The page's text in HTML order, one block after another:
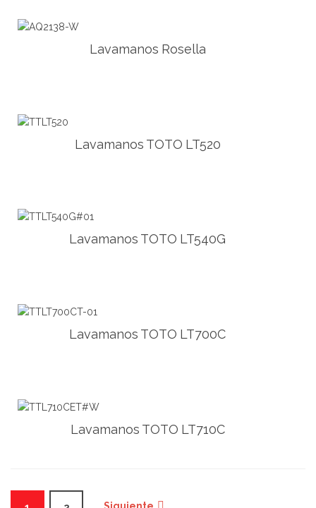
Lavamanos Rosella
Lavamanos TOTO LT520
Lavamanos TOTO LT540G
Lavamanos TOTO LT700C
Lavamanos TOTO LT710C
Siguiente